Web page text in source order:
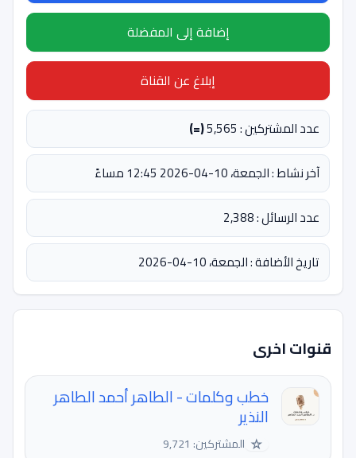
إضافة إلى المفضلة
إبلاغ عن القناة
عدد المشتركين : 5,565
(=)
آخر نشاط : الجمعة، 10-04-2026 12:45 مساءً
عدد الرسائل : 2,388
تاريخ الأضافة : الجمعة، 10-04-2026
قنوات اخرى
خطب وكلمات - الطاهر أحمد الطاهر
النذير
☆ المشتركين: 9,721